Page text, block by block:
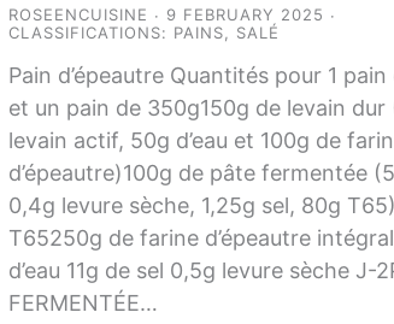
ROSEENCUISINE
9 FEBRUARY 2025
CLASSIFICATIONS: PAINS SALÉ
Pain d’épeautre Quantités pour 1
et un pain de 350g150g de levain dur
levain actif, 50g d’eau et 100g de
d’épeautre)100g de pâte fermentée
0,4g levure sèche, 1,25g sel, 80g
T65250g de farine d’épeautre
d’eau 11g de sel 0,5g levure sèche J-
FERMENTÉE…